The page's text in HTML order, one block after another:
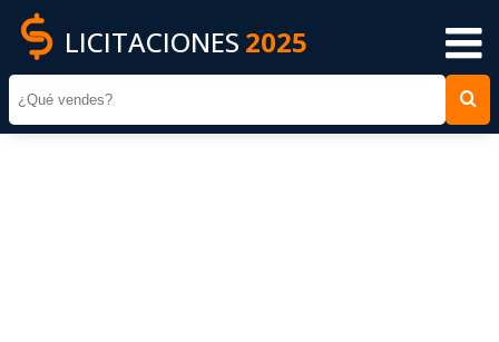
LICITACIONES 2025